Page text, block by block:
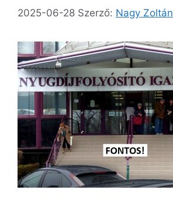
2025-06-28 Szerző: Nagy Zoltán